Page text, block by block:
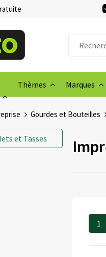
Thèmes Marques
Gourdes et Bouteilles
et Tasses
1